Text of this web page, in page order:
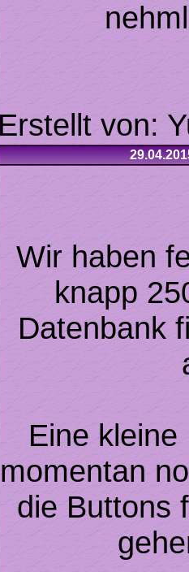
Wir haben
knapp
Datenbank
Eine
momentan
die Buttons